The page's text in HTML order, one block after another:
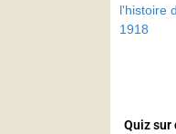
Quiz sur